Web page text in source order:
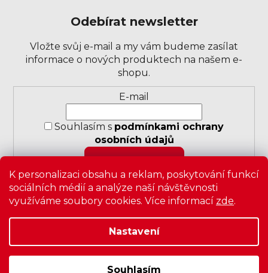
K personalizaci obsahu a reklam, poskytování funkcí
sociálních médií a analýze naší návštěvnosti
využíváme soubory cookies. Více informací zde.
Nastavení
Souhlasím
Odebírat newsletter
Vložte svůj e-mail a my vám budeme zasílat
informace o nových produktech na našem e-
shopu.
odběru
E-mail
Souhlasím s podmínkami ochrany
osobních údajů
osobních údajů